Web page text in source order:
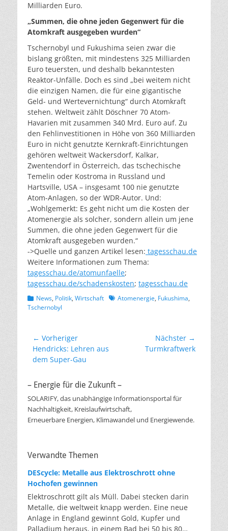
Milliarden Euro.
„Summen, die ohne jeden Gegenwert für die
Atomkraft ausgegeben wurden“
Tschernobyl und Fukushima seien zwar die
bislang größten, mit mindestens 325 Milliarden
Euro teuersten, und deshalb bekanntesten
Reaktor-Unfälle. Doch es sind „bei weitem nicht
die einzigen Namen, die für eine gigantische
Geld- und Wertevernichtung“ durch Atomkraft
stehen. Weltweit zählt Döschner 70 Atom-
Havarien mit zusammen 340 Mrd. Euro auf. Zu
den Fehlinvestitionen in Höhe von 360 Milliarden
Euro in nicht genutzte Kernkraft-Einrichtungen
gehören weltweit Wackersdorf, Kalkar,
Zwentendorf in Österreich, das tschechische
Temelin oder Kostroma in Russland und
Hartsville, USA – insgesamt 100 nie genutzte
Atom-Anlagen, so der WDR-Autor. Und:
„Wohlgemerkt: Es geht nicht um die Kosten der
Atomenergie als solcher, sondern allein um jene
Summen, die ohne jeden Gegenwert für die
Atomkraft ausgegeben wurden.“
->Quelle und ganzen Artikel lesen: tagesschau.de
Weitere Informationen zum Thema:
tagesschau.de/atomunfaelle;
tagesschau.de/schadenskosten; tagesschau.de
Kategorien
News, Politik, Wirtschaft Schlagworte
Atomenergie, Fukushima,
Tschernobyl
Beitragsnavigation
← Vorheriger
Vorheriger
Beitrag:
Hendricks: Lehren aus
dem Super-Gau
Nächster →
Turmkraftwerk
– Energie für die Zukunft –
SOLARIFY, das unabhängige Informationsportal für
Nachhaltigkeit, Kreislaufwirtschaft,
Erneuerbare Energien, Klimawandel und Energiewende.
Verwandte Themen
DEScycle: Metalle aus Elektroschrott ohne
Hochofen gewinnen
Elektroschrott gilt als Müll. Dabei stecken darin
Metalle, die weltweit knapp werden. Eine neue
Anlage in England gewinnt Gold, Kupfer und
Palladium heraus, in einem Bad bei 50 bis 80